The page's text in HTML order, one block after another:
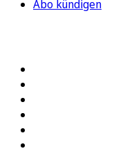
Abo kündigen